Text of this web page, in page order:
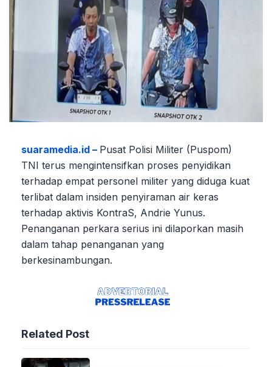
suaramedia.id – Pusat Polisi Militer (Puspom)
TNI terus mengintensifkan proses penyidikan
terhadap empat personel militer yang diduga kuat
terlibat dalam insiden penyiraman air keras
terhadap aktivis KontraS, Andrie Yunus.
Penanganan perkara serius ini dilaporkan masih
dalam tahap penanganan yang
berkesinambungan.
Related Post